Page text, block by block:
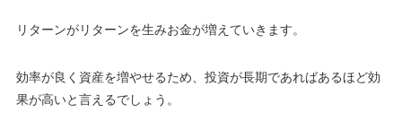
リターンがリターンを生みお金が増えていきます。
効率が良く資産を増やせるため、投資が長期であればあるほど効
果が高いと言えるでしょう。